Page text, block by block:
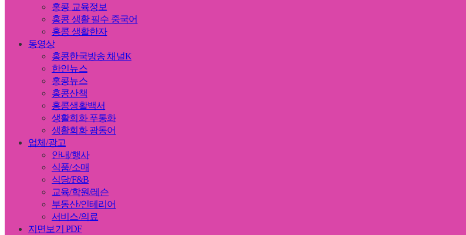
홍콩 교육정보
홍콩 생활 필수 중국어
홍콩 생활한자
동영상
홍콩한국방송 채널K
한인뉴스
홍콩뉴스
홍콩산책
홍콩생활백서
생활회화 푸통화
생활회화 광동어
업체/광고
안내/행사
식품/소매
식당/F&B
교육/학원/레슨
부동산/인테리어
서비스/의료
지면보기 PDF